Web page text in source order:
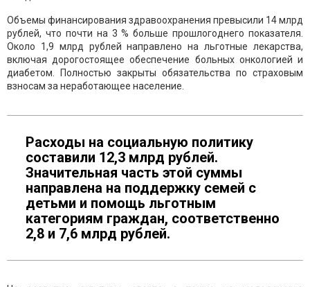
Объемы финансирования здравоохранения превысили 14 млрд
рублей, что почти на 3 % больше прошлогоднего показателя.
Около 1,9 млрд рублей направлено на льготные лекарства,
включая дорогостоящее обеспечение больных онкологией и
диабетом. Полностью закрыты обязательства по страховым
взносам за неработающее население.
Расходы на социальную политику
составили 12,3 млрд рублей.
Значительная часть этой суммы
направлена на поддержку семей с
детьми и помощь льготным
категориям граждан, соответственно
2,8 и 7,6 млрд рублей.